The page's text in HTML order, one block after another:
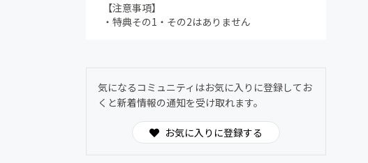
【注意事項】
・特典その1・その2はありません
気になるコミュニティはお気に入りに登録してお
くと新着情報の通知を受け取れます。
お気に入りに登録する